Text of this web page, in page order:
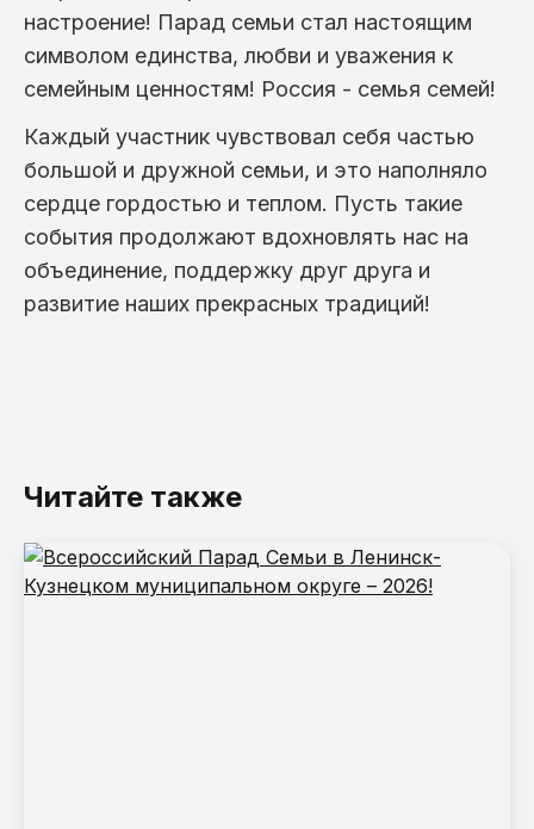
настроение! Парад семьи стал настоящим
символом единства, любви и уважения к
семейным ценностям! Россия - семья семей!
Каждый участник чувствовал себя частью
большой и дружной семьи, и это наполняло
сердце гордостью и теплом. Пусть такие
события продолжают вдохновлять нас на
объединение, поддержку друг друга и
развитие наших прекрасных традиций!
Читайте также